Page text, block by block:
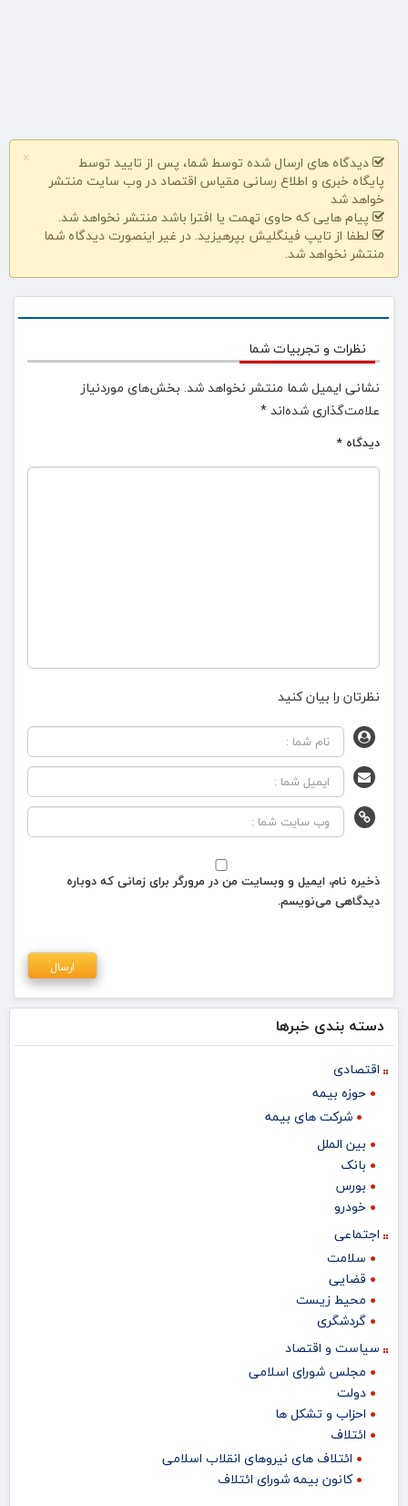
×
دیدگاه های ارسال شده توسط شما، پس از تایید توسط
پایگاه خبری و اطلاع رسانی مقیاس اقتصاد در وب سایت منتشر
خواهد شد
پیام هایی که حاوی تهمت یا افترا باشد منتشر نخواهد شد.
لطفا از تایپ فینگلیش بپرهیزید. در غیر اینصورت دیدگاه شما
منتشر نخواهد شد.
نظرات و تجربیات شما
نشانی ایمیل شما منتشر نخواهد شد. بخش‌های موردنیاز
علامت‌گذاری شده‌اند*
دیدگاه *
نظرتان را بیان کنید
ذخیره نام، ایمیل و وبسایت من در مرورگر برای زمانی که دوباره
دیدگاهی می‌نویسم.
دسته بندی خبرها
اقتصادی
حوزه بیمه
شرکت های بیمه
بین الملل
بانک
بورس
خودرو
اجتماعی
سلامت
قضایی
محیط زیست
گردشگری
سیاست و اقتصاد
مجلس شورای اسلامی
دولت
احزاب و تشکل ها
ائتلاف
ائتلاف های نیروهای انقلاب اسلامی
کانون بیمه شورای ائتلاف